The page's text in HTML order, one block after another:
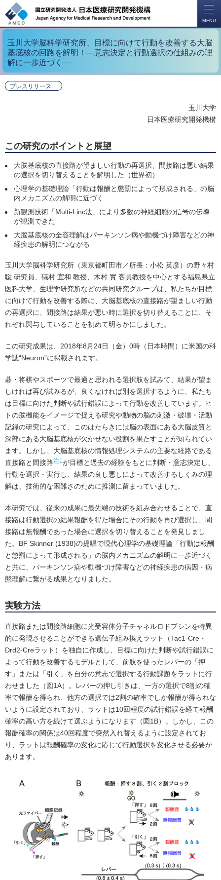
MENU
玉川大学脳科学研究所、目標に向けて行動を改善する大脳
基底核の回路を解明！―意志決定と行動選択の仕組みの理
解に一歩近づく―
プレスリリース
玉川大学
日本医療研究開発機構
この研究のポイントと展望
大脳基底核の直接路が望ましい行動の再選択、間接路は悪い結果
の選択を切り替えることを解明した（世界初）
心理学の基礎理論「行動は報酬と懲罰によって形成される」の脳
内メカニズムの解明に近づく
新観測技術「Multi‐Linc法」により多数の神経細胞の信号の伝導
が観測できた
大脳基底核の全容理解はパーキンソン病や動機づけ障害などの神
経疾患の解明につながる
玉川大学脳科学研究所（東京都町田市／所長：小松 英彦）の野々村
聡 研究員、礒村 宜和 教授、木村 實 客員教授を中心とする福島県立
医科大学、生理学研究所などの共同研究グループは、私たちが目標
に向けて行動を改善する際に、大脳基底核の直接路が望ましい行動
の再選択に、間接路は結果が悪い時に選択を切り替えることに、そ
れぞれ関与していることを初めて明らかにしました。
この研究成果は、2018年8月24日（金）0時（日本時間）に米国の科
学誌“Neuron”に掲載されます。
碁・将棋やスポーツで最適と思われる選択肢を試みて、結果が望ま
しければ再び試みるが、良くなければ別を選択するように、私たち
は目標に向けた判断や試行錯誤によって行動を改善しています。ヒ
トの脳機能をイメージで捉える研究や動物の脳の刺激・破壊・活動
記録の研究によって、このはたらきには脳の表面にある大脳皮質と
深部にある大脳基底核が欠かせない役割を果たすことが知られてい
ます。しかし、大脳基底核の情報処理システムの主要な経路である
直接路と間接路注1が目標と過去の経験をもとに判断・意志決定し、
行動を選択・実行し、結果の良し悪しによって改善するしくみの理
解は、技術的な困難さのために推測に留まっていました。
本研究では、従来の成果に最先端の技術を組み合わせることで、直
接路は行動選択の結果報酬を得た場合にその行動を再び選択し、間
接路は無報酬であった場合に選択を切り替えることを発見しまし
た。BF Skinner (1938)の提唱で現代心理学の基礎理論「行動は報酬
と懲罰によって形成される」の脳内メカニズムの解明に一歩近づく
と共に、パーキンソン病や動機づけ障害などの神経疾患の病因・病
態理解に繋がる成果となりました。
実験方法
直接路または間接路細胞に光受容体分子チャネルロドプシンを特異
的に発現させることができる遺伝子組み換えラット（Tac1-Cre・
Drd2-Creラット）を独自に作成し、目標に向けた判断や試行錯誤に
よって行動を改善するモデルとして、前肢を使ったレバーの「押
す」または「引く」を自分の意志で選択する行動課題をラットに行
わせました（図1A）。レバーの押し引きは、一方の選択で8割の確
率で報酬を得られ、他方の選択では2割の確率でしか報酬が得られな
いように設定されており、ラットは10回程度の試行錯誤を経て報酬
確率の高い方を続けて選ぶようになります（図1B）。しかし、この
報酬確率の関係は40回程度で突然入れ替えるように設定されてお
り、ラットは報酬確率の変化に応じて行動選択を変化させる必要が
あります。